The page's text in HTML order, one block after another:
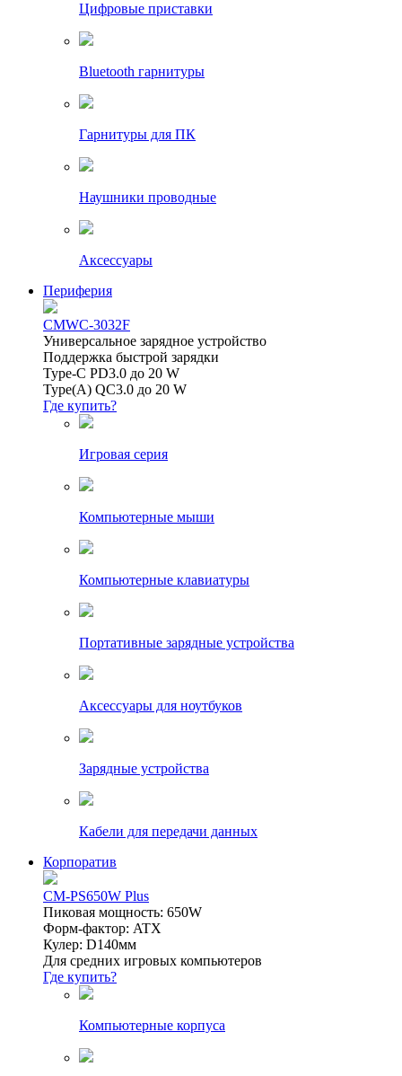
Цифровые приставки
Bluetooth гарнитуры
Гарнитуры для ПК
Наушники проводные
Аксессуары
Периферия
CMWC-3032F
Универсальное зарядное устройство
Поддержка быстрой зарядки
Type-C PD3.0 до 20 W
Type(A) QC3.0 до 20 W
Где купить?
Игровая серия
Компьютерные мыши
Компьютерные клавиатуры
Портативные зарядные устройства
Аксессуары для ноутбуков
Зарядные устройства
Кабели для передачи данных
Корпоратив
CM-PS650W Plus
Пиковая мощность: 650W
Форм-фактор: ATX
Кулер: D140мм
Для средних игровых компьютеров
Где купить?
Компьютерные корпуса